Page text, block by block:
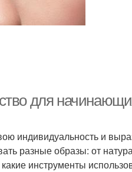
для
индивидуальность и
разные образы: от
инструменты